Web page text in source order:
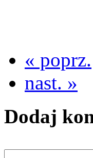
« poprz.
nast. »
Dodaj